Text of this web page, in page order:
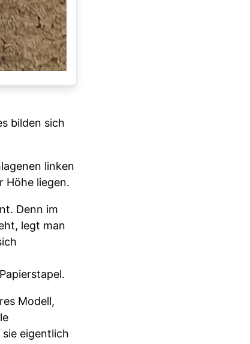
bilden sich
linken
Höhe liegen.
Denn im
legt man
Modell,
eigentlich